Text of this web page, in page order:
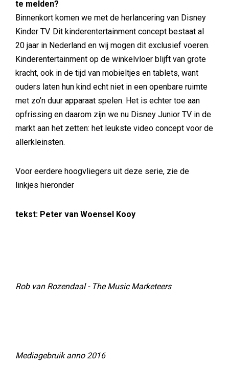
te melden?
Binnenkort komen we met de herlancering van Disney
Kinder TV. Dit kinderentertainment concept bestaat al
20 jaar in Nederland en wij mogen dit exclusief voeren.
Kinderentertainment op de winkelvloer blijft van grote
kracht, ook in de tijd van mobieltjes en tablets, want
ouders laten hun kind echt niet in een openbare ruimte
met zo’n duur apparaat spelen. Het is echter toe aan
opfrissing en daarom zijn we nu Disney Junior TV in de
markt aan het zetten: het leukste video concept voor de
allerkleinsten.
Voor eerdere hoogvliegers uit deze serie, zie de
linkjes hieronder
tekst: Peter van Woensel Kooy
Rob van Rozendaal - The Music Marketeers
Mediagebruik anno 2016